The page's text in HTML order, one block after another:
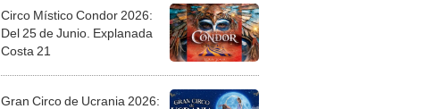
Circo Místico Condor 2026:
Del 25 de Junio. Explanada
Costa 21
Gran Circo de Ucrania 2026: